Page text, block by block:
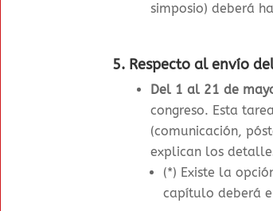
simposio) deberá
5. Respecto al envío
Del 1 al 21 de
congreso. Esta
(comunicación,
explican los
(*) Existe la
capítulo deberá